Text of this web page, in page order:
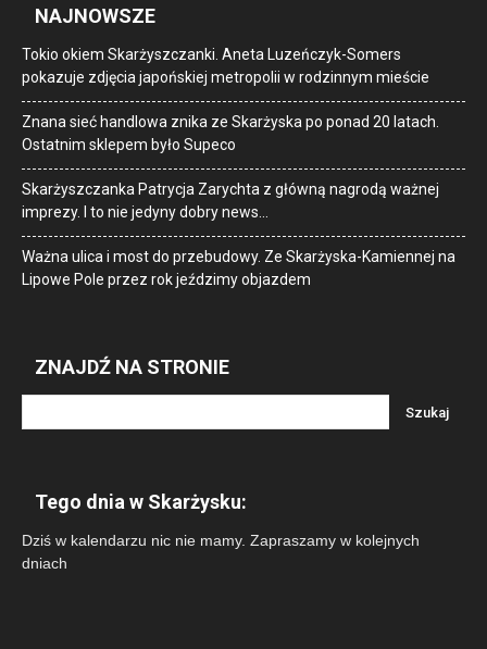
NAJNOWSZE
Tokio okiem Skarżyszczanki. Aneta Luzeńczyk-Somers
pokazuje zdjęcia japońskiej metropolii w rodzinnym mieście
Znana sieć handlowa znika ze Skarżyska po ponad 20 latach.
Ostatnim sklepem było Supeco
Skarżyszczanka Patrycja Zarychta z główną nagrodą ważnej
imprezy. I to nie jedyny dobry news…
Ważna ulica i most do przebudowy. Ze Skarżyska-Kamiennej na
Lipowe Pole przez rok jeździmy objazdem
ZNAJDŹ NA STRONIE
Tego dnia w Skarżysku:
Dziś w kalendarzu nic nie mamy. Zapraszamy w kolejnych
dniach